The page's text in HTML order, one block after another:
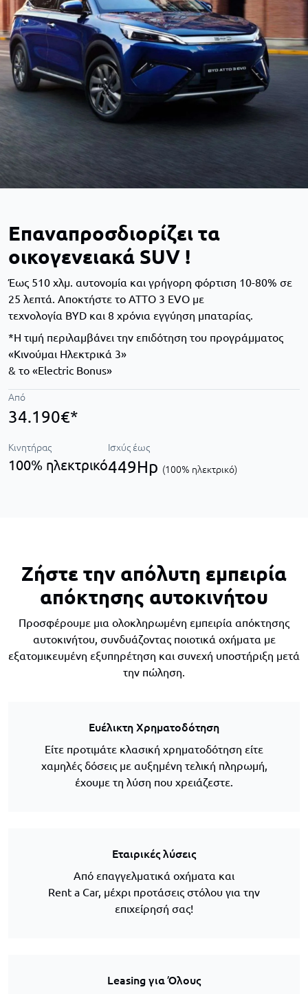
Επαναπροσδιορίζει τα
οικογενειακά SUV !
Έως 510 χλμ. αυτονομία και γρήγορη φόρτιση 10-80% σε
25 λεπτά. Αποκτήστε το ATTO 3 EVO με
τεχνολογία BYD και 8 χρόνια εγγύηση μπαταρίας.
*Η τιμή περιλαμβάνει την επιδότηση του προγράμματος
«Κινούμαι Ηλεκτρικά 3»
& το «Εlectric Βonus»
Από
34.190€*
Κινητήρας
100% ηλεκτρικό
Ισχύς έως
449Hp (100% ηλεκτρικό)
Ζήστε την απόλυτη εμπειρία
απόκτησης αυτοκινήτου
Προσφέρουμε μια ολοκληρωμένη εμπειρία απόκτησης
αυτοκινήτου, συνδυάζοντας ποιοτικά οχήματα με
εξατομικευμένη εξυπηρέτηση και συνεχή υποστήριξη μετά
την πώληση.
Ευέλικτη Χρηματοδότηση
Είτε προτιμάτε κλασική χρηματοδότηση είτε
χαμηλές δόσεις με αυξημένη τελική πληρωμή,
έχουμε τη λύση που χρειάζεστε.
Εταιρικές λύσεις
Από επαγγελματικά οχήματα και
Rent a Car, μέχρι προτάσεις στόλου για την
επιχείρησή σας!
Leasing για Όλους